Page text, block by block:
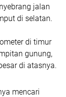
jalan
di selatan.
di timur
gunung,
di atasnya.
mencari